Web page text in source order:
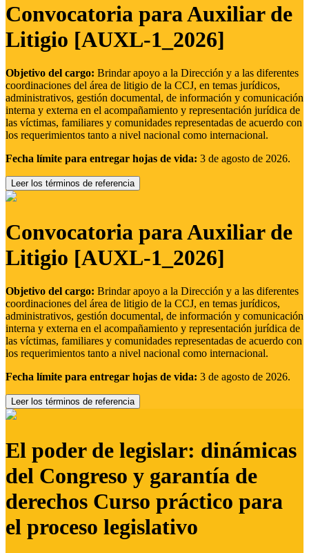
Convocatoria para Auxiliar de
Litigio [AUXL-1_2026]
Objetivo del cargo: Brindar apoyo a la Dirección y a las diferentes
coordinaciones del área de litigio de la CCJ, en temas jurídicos,
administrativos, gestión documental, de información y comunicación
interna y externa en el acompañamiento y representación jurídica de
las víctimas, familiares y comunidades representadas de acuerdo con
los requerimientos tanto a nivel nacional como internacional.
Fecha límite para entregar hojas de vida: 3 de agosto de 2026.
Leer los términos de referencia
Convocatoria para Auxiliar de
Litigio [AUXL-1_2026]
Objetivo del cargo: Brindar apoyo a la Dirección y a las diferentes
coordinaciones del área de litigio de la CCJ, en temas jurídicos,
administrativos, gestión documental, de información y comunicación
interna y externa en el acompañamiento y representación jurídica de
las víctimas, familiares y comunidades representadas de acuerdo con
los requerimientos tanto a nivel nacional como internacional.
Fecha límite para entregar hojas de vida: 3 de agosto de 2026.
Leer los términos de referencia
El poder de legislar: dinámicas
del Congreso y garantía de
derechos Curso práctico para
el proceso legislativo